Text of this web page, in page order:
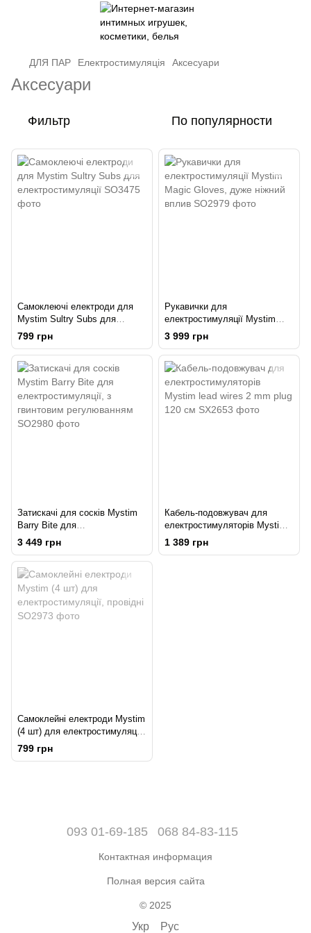
ДЛЯ ПАР Електростимуляція Аксесуари
Аксесуари
Фильтр По популярности
Самоклеючі електроди для
Mystim Sultry Subs для
електростимуляції
799 грн
Рукавички для
електростимуляції Mystim
Magic Gloves, дуже ніжний
3 999 грн
Затискачі для сосків Mystim
Barry Bite для
електростимуляції, з
гвинтовим регулюванням
3 449 грн
Кабель-подовжувач для
електростимуляторів Mystim
lead wires 2 mm plug 120 см
1 389 грн
Самоклейні електроди Mystim
(4 шт) для електростимуляції,
провідні
799 грн
093 01-69-185 068 84-83-115
Контактная информация
Полная версия сайта
© 2025
Укр Рус